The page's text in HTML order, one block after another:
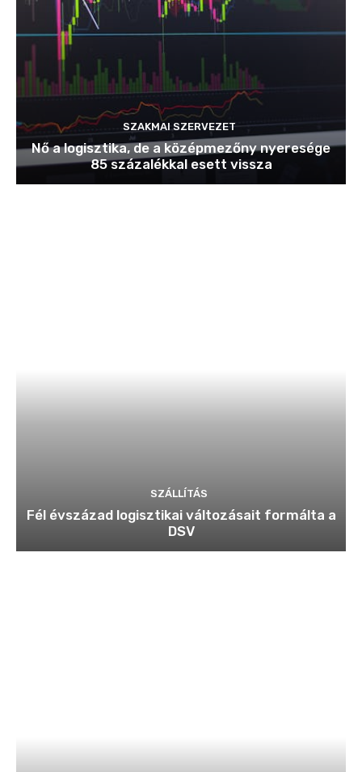
SZAKMAI SZERVEZET
Nő a logisztika, de a középmezőny nyeresége
85 százalékkal esett vissza
SZÁLLÍTÁS
Fél évszázad logisztikai változásait formálta a
DSV